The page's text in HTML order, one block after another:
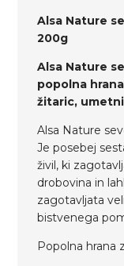
Alsa Nature
200g
Alsa Nature
popolna
žitaric,
Alsa Nature
Je posebej
živil, ki
drobovina in
zagotavljata
bistvenega
Popolna hrana